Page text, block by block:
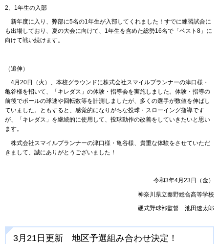
2、1年生の入部
新年度に入り、弊部に5名の1年生が入部してくれました！すでに練習試合に
も出場しており、夏の大会に向けて、1年生を含めた総勢16名で「ベスト8」に
向けて戦い続けます。
（追伸）
4月20日（火）、本校グラウンドに株式会社スマイルプランナーの津口様・
亀谷様を招いて、「キレダス」の体験・指導会を実施しました。体験・指導の
前後でボールの球速や回転数等を計測しましたが、多くの選手が数値を伸ばし
ていました。ともすると、感覚的になりがちな投球・スローイング指導です
が、「キレダス」を継続的に使用して、投球動作の改善をしていきたいと思い
ます。
株式会社スマイルプランナーの津口様・亀谷様、貴重な体験をさせていただ
きまして、誠にありがとうございました！
令和3年4月23日（金）
神奈川県立秦野総合高等学校
硬式野球部監督 池田遼太郎
3月21日更新 地区予選組み合わせ決定！